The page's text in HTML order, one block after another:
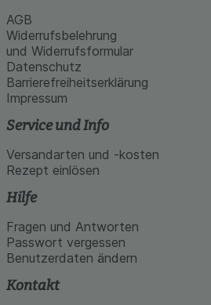
AGB
Widerrufsbelehrung
und Widerrufsformular
Datenschutz
Barrierefreiheitserklärung
Impressum
Service und Info
Versandarten und -kosten
Rezept einlösen
Hilfe
Fragen und Antworten
Passwort vergessen
Benutzerdaten ändern
Kontakt